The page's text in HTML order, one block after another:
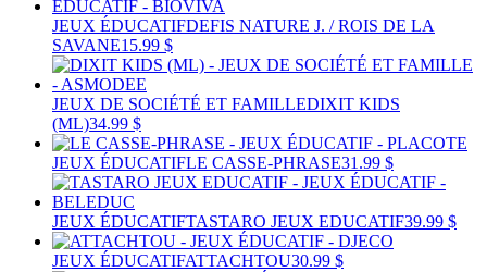
JEUX ÉDUCATIFDEFIS NATURE J. / ROIS DE LA
SAVANE15.99 $
JEUX DE SOCIÉTÉ ET FAMILLEDIXIT KIDS
(ML)34.99 $
JEUX ÉDUCATIFLE CASSE-PHRASE31.99 $
JEUX ÉDUCATIFTASTARO JEUX EDUCATIF39.99 $
JEUX ÉDUCATIFATTACHTOU30.99 $